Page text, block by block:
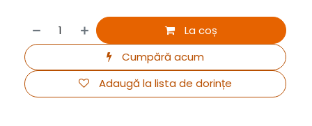
La coș
Cumpără acum
Adaugă la lista de dorințe